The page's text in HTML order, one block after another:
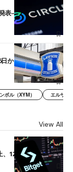
発表――ブラックロッ
からJPYCやUSDC対
ボル（XYM） エルサル
View All
12月末に強制決済